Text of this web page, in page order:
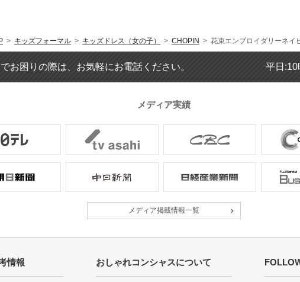
体重 :
20 kg
です。
娘も嬉しそうでした
年齢 :7 歳
体型 :
【一緒に注文した商品】
> キッズフォーマル > キッズドレス（女の子） > CHOPIN > 花束エンブロイダリーネイ
お困りの際は、お気軽にお電話ください。 平日:10
メディア実績
メディア掲載情報一覧
情報 おしゃれコンシャスについて